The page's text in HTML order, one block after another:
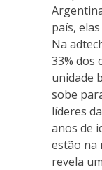
país,
Na
33% dos
unidade
sobe
líderes
anos de
estão na
revela